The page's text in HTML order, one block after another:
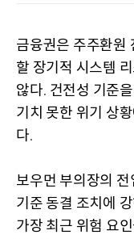
금융권은 주주환원
할 장기적 시스템
않다. 건전성 기준
기치 못한 위기 상
다.
보우먼 부의장의
기준 동결 조치에
가장 최근 위험 요